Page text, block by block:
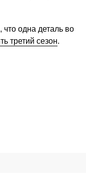
одна деталь во
третий сезон.